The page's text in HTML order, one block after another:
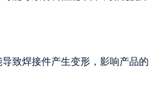
致焊接件产生变形，影响产品的